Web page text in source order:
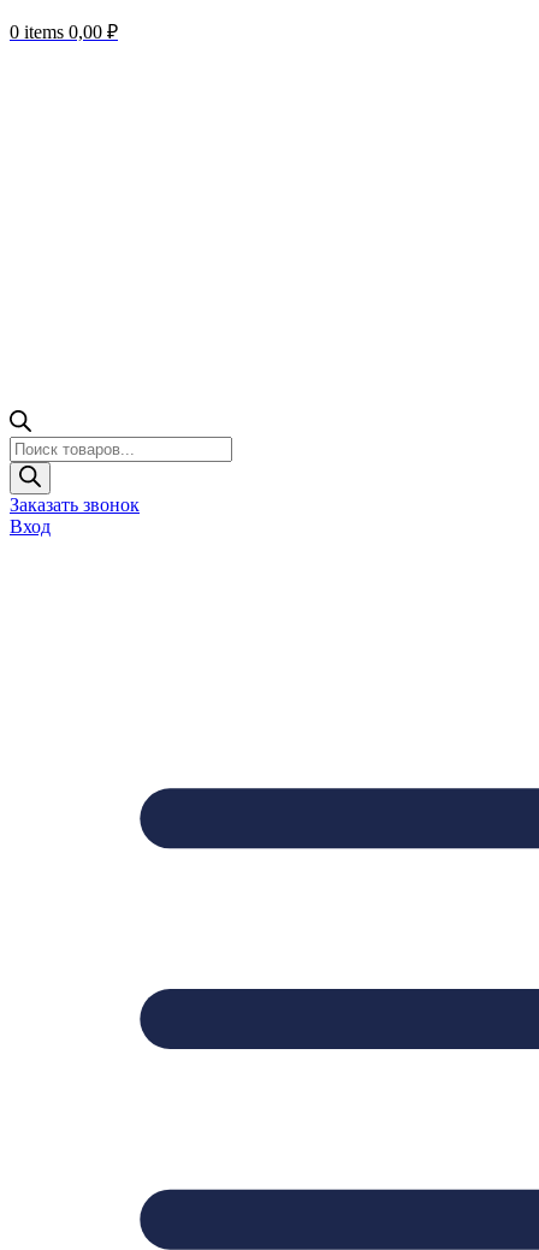
0 items 0,00 ₽
Поиск
товаров
Заказать звонок
Вход